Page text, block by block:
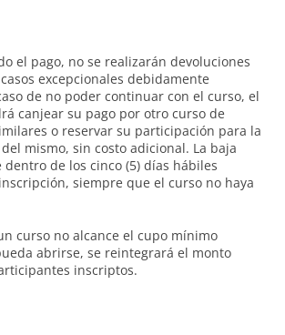
el pago, no se realizarán devoluciones
excepcionales debidamente
de no poder continuar con el curso, el
canjear su pago por otro curso de
o reservar su participación para la
mismo, sin costo adicional. La baja
de los cinco (5) días hábiles
siempre que el curso no haya
curso no alcance el cupo mínimo
abrirse, se reintegrará el monto
inscriptos.